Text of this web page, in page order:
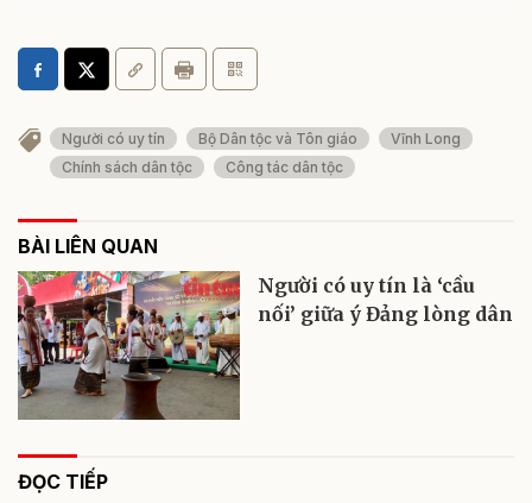
Người có uy tín Bộ Dân tộc và Tôn giáo
Vĩnh Long
Chính sách dân tộc
Công tác dân tộc
BÀI LIÊN QUAN
Người có uy tín là ‘cầu
nối’ giữa ý Đảng lòng dân
ĐỌC TIẾP